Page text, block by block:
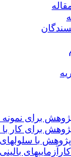
برای نمونه
برای کار با
با سلولهای
بالینی